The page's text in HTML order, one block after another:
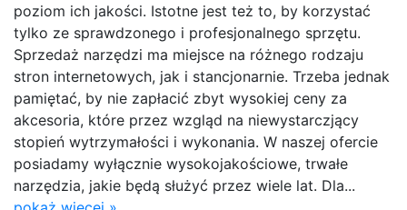
poziom ich jakości. Istotne jest też to, by korzystać
tylko ze sprawdzonego i profesjonalnego sprzętu.
Sprzedaż narzędzi ma miejsce na różnego rodzaju
stron internetowych, jak i stancjonarnie. Trzeba jednak
pamiętać, by nie zapłacić zbyt wysokiej ceny za
akcesoria, które przez wzgląd na niewystarczjący
stopień wytrzymałości i wykonania. W naszej ofercie
posiadamy wyłącznie wysokojakościowe, trwałe
narzędzia, jakie będą służyć przez wiele lat. Dla...